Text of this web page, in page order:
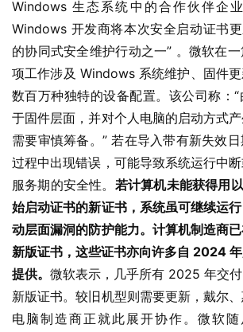
Windows 生态系统中的合作伙伴企
Windows 开发商将本次安全启动证书
的协同式安全维护行动之一” 。微软在
项工作涉及 Windows 系统维护、固件
数百万种独特的设备配置。该公司称：
于固件层面，并对个人电脑的启动方式
需要审慎筹备。” 若在导入带有新失效
过程中出现错误，可能导致系统运行中
服务期的安全性。 若计算机未能获得用
始启动证书的新证书，系统虽可继续运
动层面漏洞的防护能力。计算机制造商
新版证书，这些证书亦向许多自 2024
提供。 微软表示，几乎所有 2025 年交
新版证书。较旧机型则需要更新，戴尔
电脑制造商正就此展开协作。微软